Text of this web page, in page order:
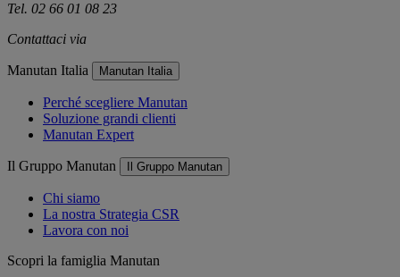
Tel. 02 66 01 08 23
Contattaci via
Manutan Italia Manutan Italia
Perché scegliere Manutan
Soluzione grandi clienti
Manutan Expert
Il Gruppo Manutan Il Gruppo Manutan
Chi siamo
La nostra Strategia CSR
Lavora con noi
Scopri la famiglia Manutan